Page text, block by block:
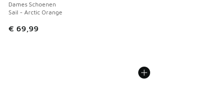
Dames Schoenen
Sail - Arctic Orange
€ 69,99